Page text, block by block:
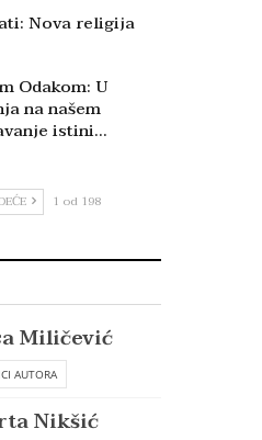
Nova religija
Odakom: U
na našem
istini…
1 od 198
Miličević
AUTORA
Nikšić